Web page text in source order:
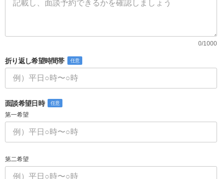
0/1000
折り返し希望時間帯 任意
面談希望日時 任意
第一希望
第二希望